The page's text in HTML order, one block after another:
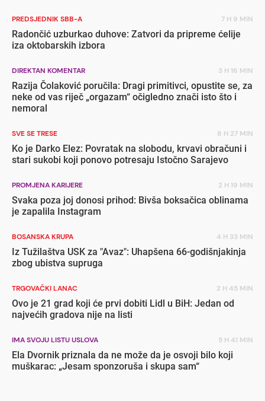
PREDSJEDNIK SBB-A 7 H 9 MIN
Radončić uzburkao duhove: Zatvori da pripreme ćelije
iza oktobarskih izbora
DIREKTAN KOMENTAR 3 H 16 MIN
Razija Čolaković poručila: Dragi primitivci, opustite se, za
neke od vas riječ „orgazam“ očigledno znači isto što i
nemoral
SVE SE TRESE 8 H 27 MIN
Ko je Darko Elez: Povratak na slobodu, krvavi obračuni i
stari sukobi koji ponovo potresaju Istočno Sarajevo
PROMJENA KARIJERE 2 H 19 MIN
Svaka poza joj donosi prihod: Bivša boksačica oblinama
je zapalila Instagram
BOSANSKA KRUPA 4 H 33 MIN
Iz Tužilaštva USK za "Avaz": Uhapšena 66-godišnjakinja
zbog ubistva supruga
TRGOVAČKI LANAC 2 H 45 MIN
Ovo je 21 grad koji će prvi dobiti Lidl u BiH: Jedan od
najvećih gradova nije na listi
IMA SVOJU LISTU USLOVA 5 H 41 MIN
Ela Dvornik priznala da ne može da je osvoji bilo koji
muškarac: „Jesam sponzoruša i skupa sam“